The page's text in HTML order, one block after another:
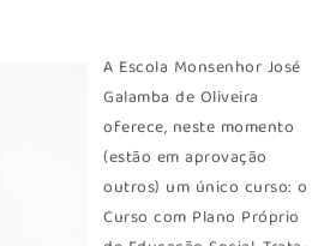
A Escola Monsenhor José
Galamba de Oliveira
oferece, neste momento
(estão em aprovação
outros) um único curso: o
Curso com Plano Próprio